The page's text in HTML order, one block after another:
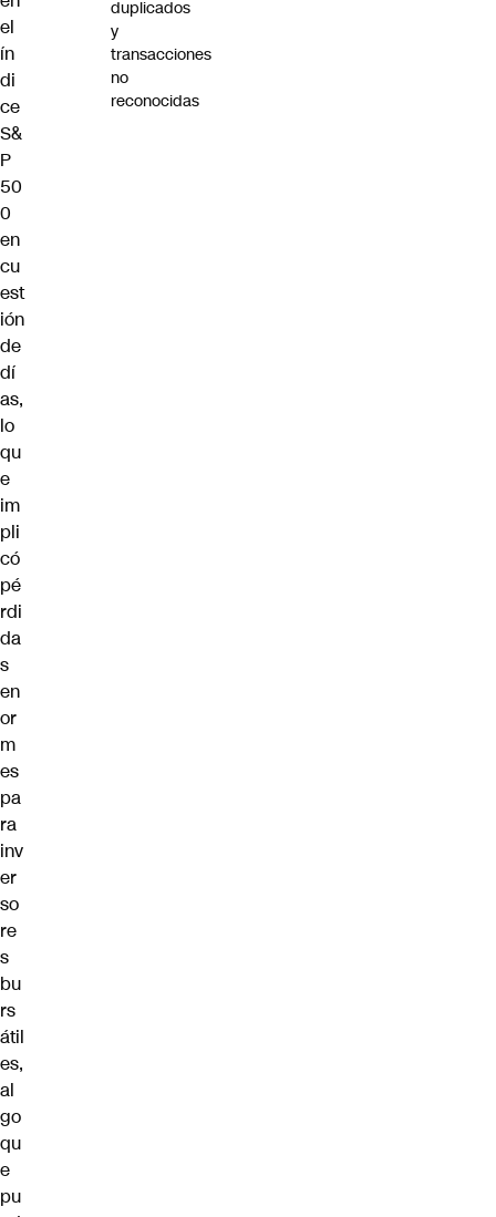
el
ín
di
ce
S&
P
50
0
en
cu
est
ión
de
dí
as,
lo
qu
e
im
pli
có
pé
rdi
da
s
en
or
m
es
pa
ra
inv
er
so
re
s
bu
rs
átil
es,
al
go
qu
e
pu
duplicados
y
transacciones
no
reconocidas